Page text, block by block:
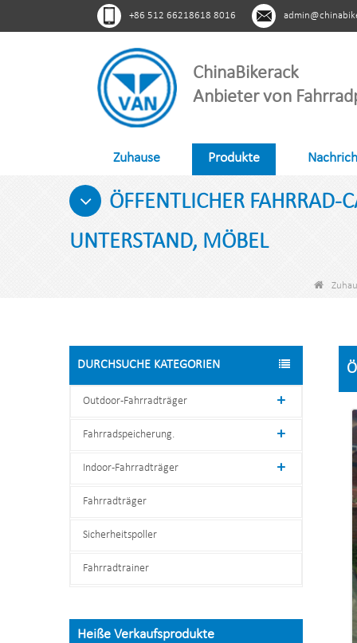
+86 512 66218618 8016
ChinaBikerack
Anbieter von
Zuhause Produkte
ÖFFENTLICHER FAHRRAD-
UNTERSTAND, MÖBEL
DURCHSUCHE KATEGORIEN
Outdoor-Fahrradträger
Fahrradspeicherung.
Indoor-Fahrradträger
Fahrradträger
Sicherheitspoller
Fahrradtrainer
Heiße Verkaufsprodukte